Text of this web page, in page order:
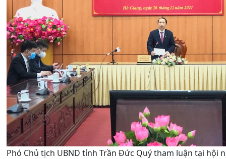
Phó Chủ tịch UBND tỉnh Trần Đức Quý tham luận tại hội